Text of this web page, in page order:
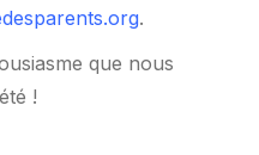
.
que nous
!